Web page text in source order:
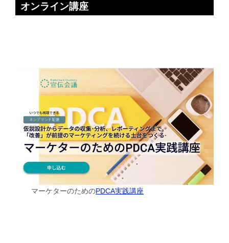
オンライン講座
マーケターのためのPDCA実践講座